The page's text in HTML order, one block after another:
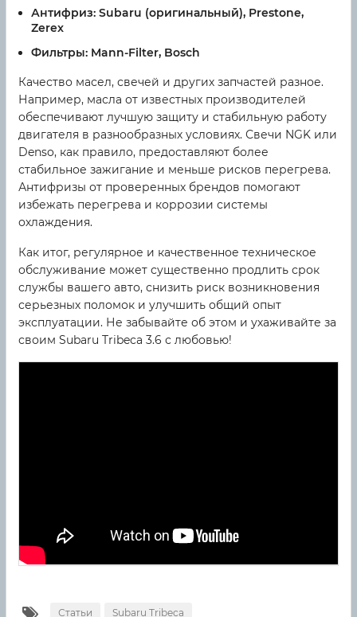
Антифриз: Subaru (оригинальный), Prestone,
Zerex
Фильтры: Mann-Filter, Bosch
Качество масел, свечей и других запчастей разное.
Например, масла от известных производителей
обеспечивают лучшую защиту и стабильную работу
двигателя в разнообразных условиях. Свечи NGK или
Denso, как правило, предоставляют более
стабильное зажигание и меньше рисков перегрева.
Антифризы от проверенных брендов помогают
избежать перегрева и коррозии системы
охлаждения.
Как итог, регулярное и качественное техническое
обслуживание может существенно продлить срок
службы вашего авто, снизить риск возникновения
серьезных поломок и улучшить общий опыт
эксплуатации. Не забывайте об этом и ухаживайте за
своим Subaru Tribeca 3.6 с любовью!
Статьи Subaru Tribeca